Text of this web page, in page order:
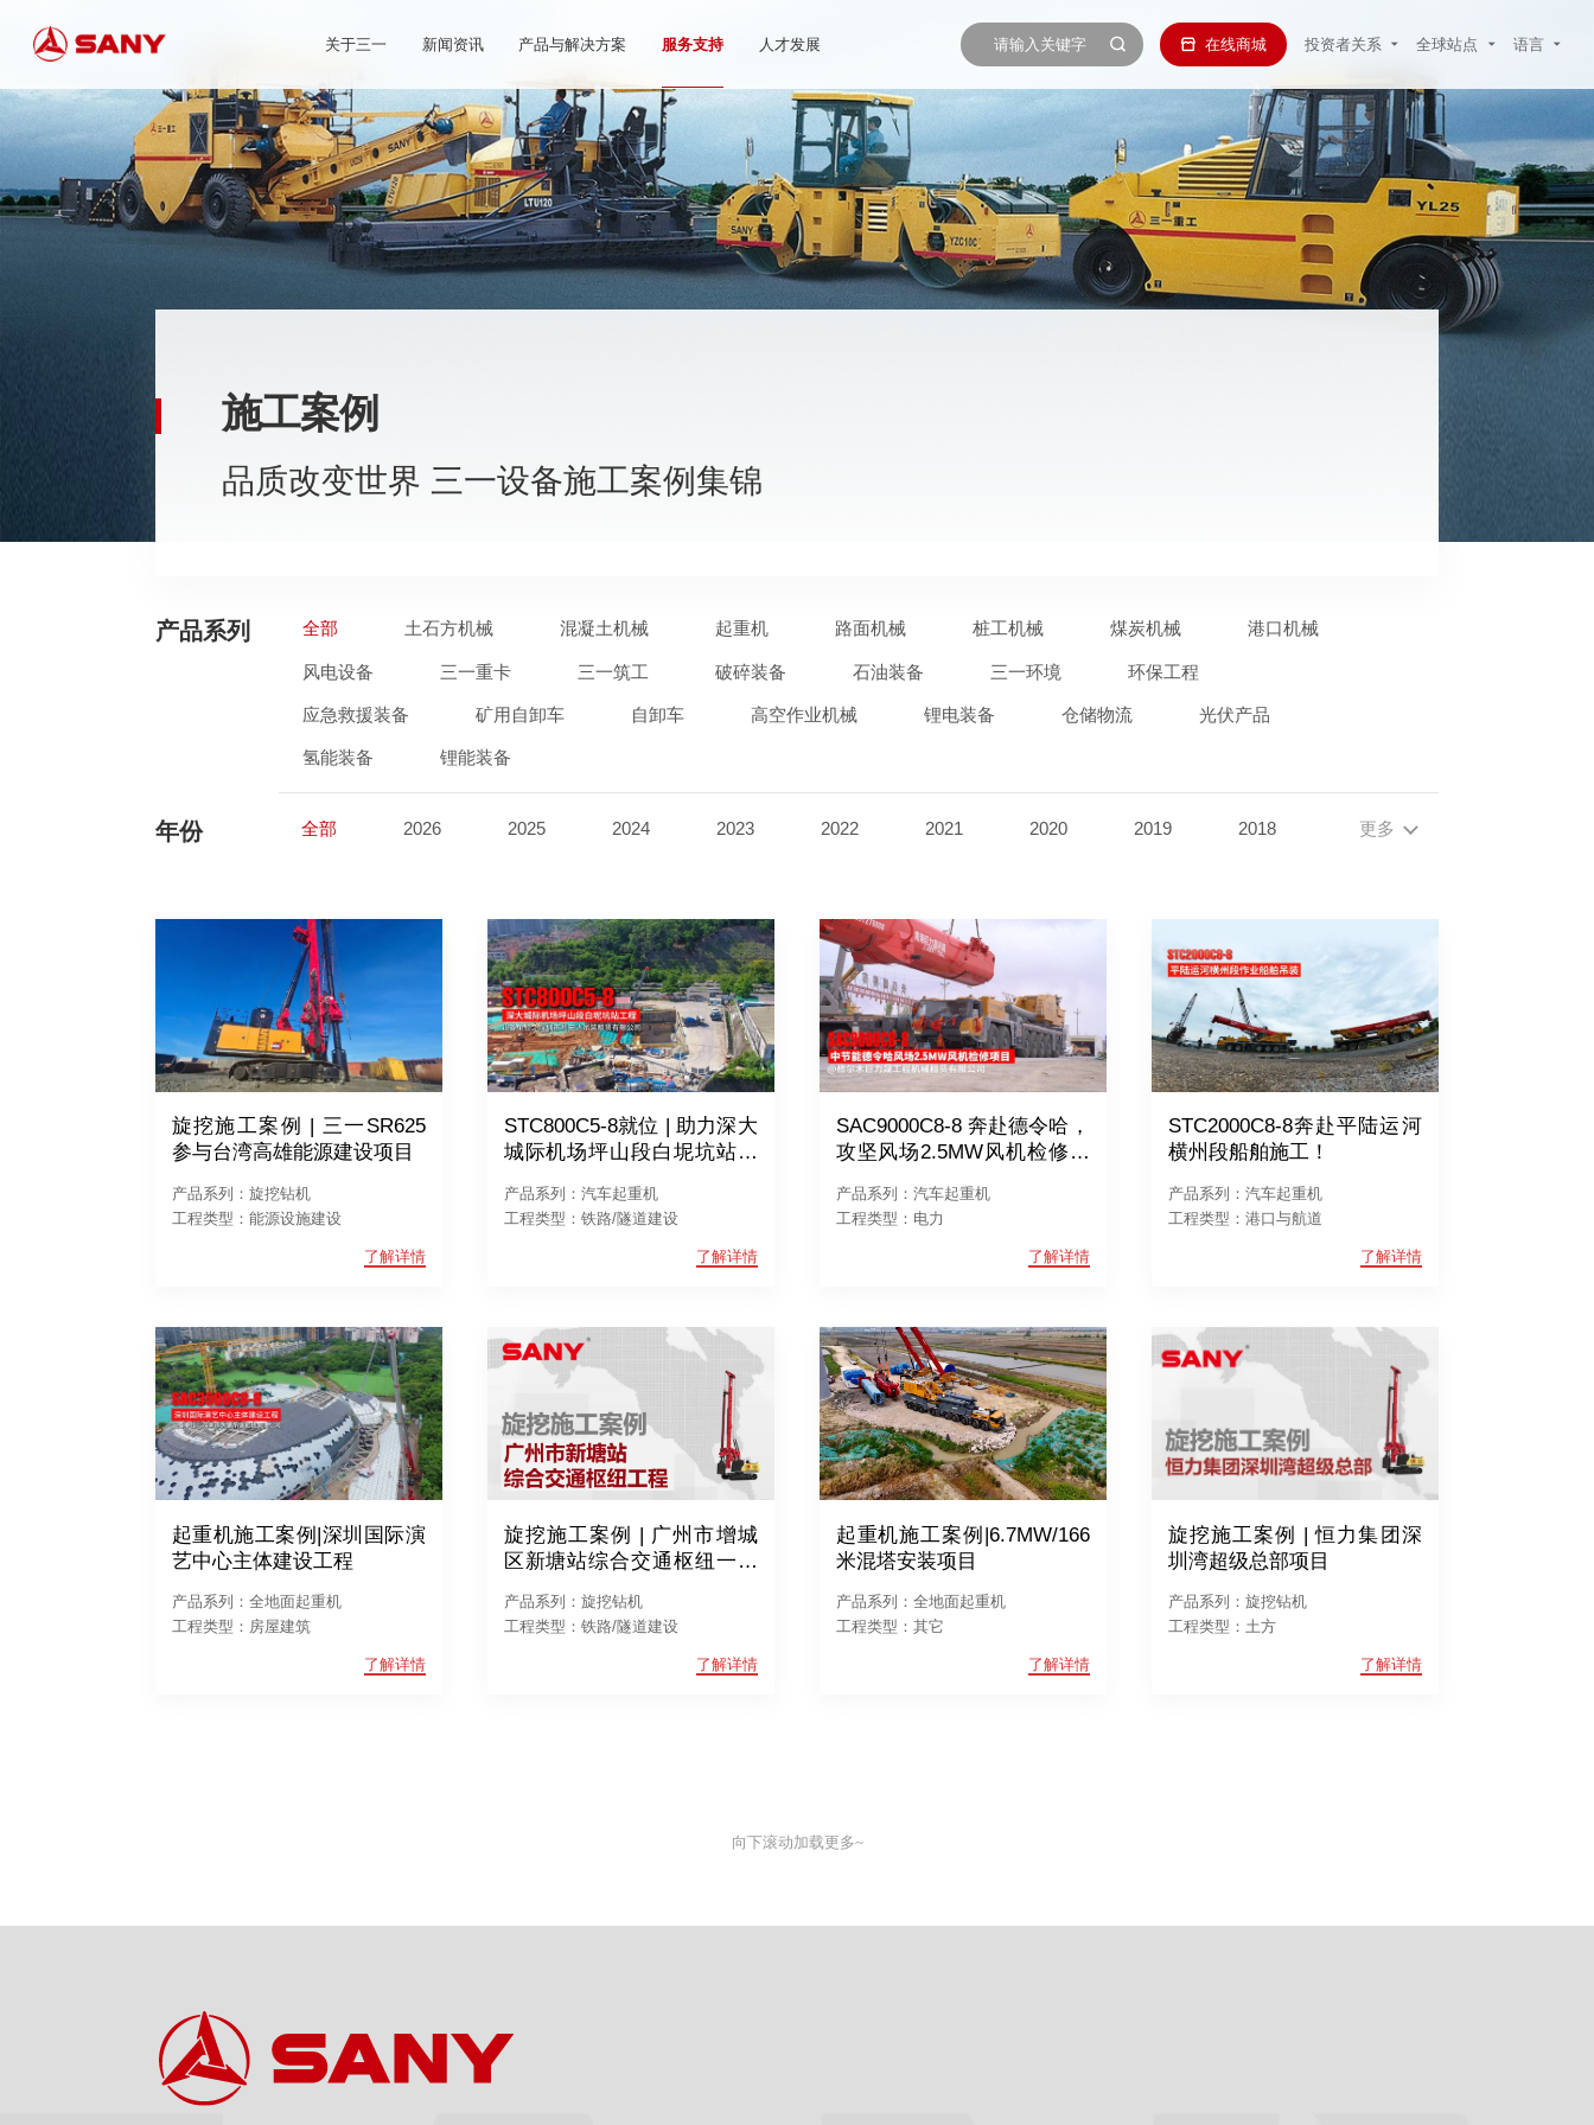
关于三一 新闻资讯 产品与解决方案 服务支持 人才发展 在线商城 投资者关系 全球站点 语言
施工案例
品质改变世界 三一设备施工案例集锦
产品系列 全部 土石方机械 混凝土机械 起重机 路面机械 桩工机械 煤炭机械 港口机械
风电设备 三一重卡 三一筑工 破碎装备 石油装备 三一环境 环保工程
应急救援装备 矿用自卸车 自卸车 高空作业机械 锂电装备 仓储物流 光伏产品
氢能装备 锂能装备
年份 全部 2026 2025 2024 2023 2022 2021 2020 2019 2018 更多
旋挖施工案例 | 三一SR625
参与台湾高雄能源建设项目
产品系列：旋挖钻机
工程类型：能源设施建设
了解详情
STC800C5-8就位 | 助力深大
城际机场坪山段白坭坑站工
产品系列：汽车起重机
工程类型：铁路/隧道建设
了解详情
SAC9000C8-8 奔赴德令哈，
攻坚风场2.5MW风机检修项
产品系列：汽车起重机
工程类型：电力
了解详情
STC2000C8-8奔赴平陆运河
横州段船舶施工！
产品系列：汽车起重机
工程类型：港口与航道
了解详情
起重机施工案例|深圳国际演
艺中心主体建设工程
产品系列：全地面起重机
工程类型：房屋建筑
了解详情
旋挖施工案例 | 广州市增城
区新塘站综合交通枢纽一体
产品系列：旋挖钻机
工程类型：铁路/隧道建设
了解详情
起重机施工案例|6.7MW/166
米混塔安装项目
产品系列：全地面起重机
工程类型：其它
了解详情
旋挖施工案例 | 恒力集团深
圳湾超级总部项目
产品系列：旋挖钻机
工程类型：土方
了解详情
向下滚动加载更多~